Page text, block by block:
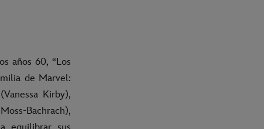
años 60, “Los
de Marvel:
Kirby),
Bachrach),